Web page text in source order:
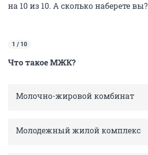
на 10 из 10. А сколько наберете вы?
1 / 10
Что такое МЖК?
Молочно-жировой комбинат
Молодежный жилой комплекс